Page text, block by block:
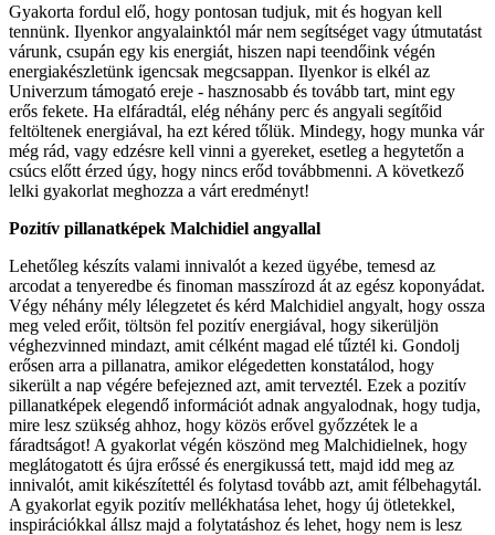
Gyakorta fordul elő, hogy pontosan tudjuk, mit és hogyan kell
tennünk. Ilyenkor angyalainktól már nem segítséget vagy útmutatást
várunk, csupán egy kis energiát, hiszen napi teendőink végén
energiakészletünk igencsak megcsappan. Ilyenkor is elkél az
Univerzum támogató ereje - hasznosabb és tovább tart, mint egy
erős fekete. Ha elfáradtál, elég néhány perc és angyali segítőid
feltöltenek energiával, ha ezt kéred tőlük. Mindegy, hogy munka vár
még rád, vagy edzésre kell vinni a gyereket, esetleg a hegytetőn a
csúcs előtt érzed úgy, hogy nincs erőd továbbmenni. A következő
lelki gyakorlat meghozza a várt eredményt!
Pozitív pillanatképek Malchidiel angyallal
Lehetőleg készíts valami innivalót a kezed ügyébe, temesd az
arcodat a tenyeredbe és finoman masszírozd át az egész koponyádat.
Végy néhány mély lélegzetet és kérd Malchidiel angyalt, hogy ossza
meg veled erőit, töltsön fel pozitív energiával, hogy sikerüljön
véghezvinned mindazt, amit célként magad elé tűztél ki. Gondolj
erősen arra a pillanatra, amikor elégedetten konstatálod, hogy
sikerült a nap végére befejezned azt, amit terveztél. Ezek a pozitív
pillanatképek elegendő információt adnak angyalodnak, hogy tudja,
mire lesz szükség ahhoz, hogy közös erővel győzzétek le a
fáradtságot! A gyakorlat végén köszönd meg Malchidielnek, hogy
meglátogatott és újra erőssé és energikussá tett, majd idd meg az
innivalót, amit kikészítettél és folytasd tovább azt, amit félbehagytál.
A gyakorlat egyik pozitív mellékhatása lehet, hogy új ötletekkel,
inspirációkkal állsz majd a folytatáshoz és lehet, hogy nem is lesz